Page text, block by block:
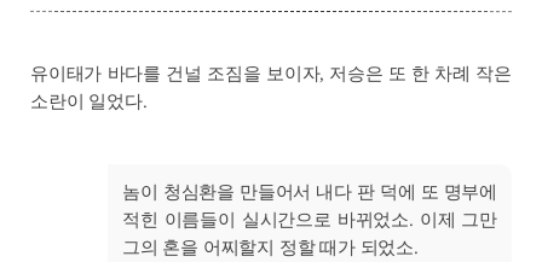
유이태가 바다를 건널 조짐을 보이자, 저승은 또 한 차례 작은
소란이 일었다.
놈이 청심환을 만들어서 내다 판 덕에 또 명부에
적힌 이름들이 실시간으로 바뀌었소. 이제 그만
그의 혼을 어찌할지 정할 때가 되었소.